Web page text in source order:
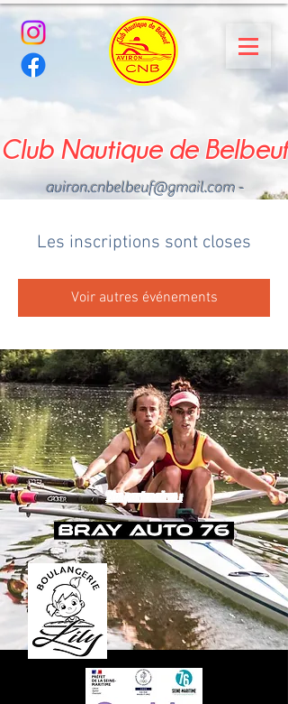
Club Nautique de Belbeuf
aviron.cnbelbeuf@gmail.com-
Les inscriptions sont closes
Voir autres événements
Nos partenaires :